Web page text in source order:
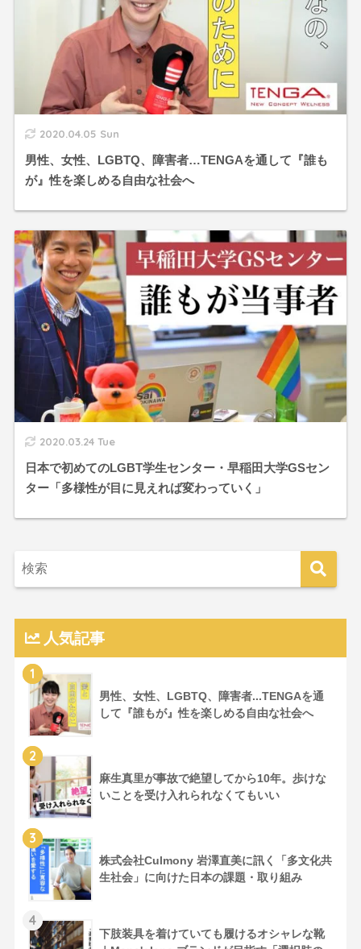
2020.04.05 Sun
男性、女性、LGBTQ、障害者…TENGAを通して『誰も
が』性を楽しめる自由な社会へ
2020.03.24 Tue
日本で初めてのLGBT学生センター・早稲田大学GSセン
ター「多様性が目に見えれば変わっていく」
人気記事
1
男性、女性、LGBTQ、障害者...TENGAを通
して『誰もが』性を楽しめる自由な社会へ
2
麻生真里が事故で絶望してから10年。歩けな
いことを受け入れられなくてもいい
3
株式会社Culmony 岩澤直美に訊く「多文化共
生社会」に向けた日本の課題・取り組み
4
下肢装具を着けていても履けるオシャレな靴